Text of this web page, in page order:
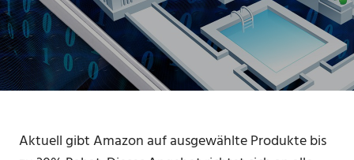
Aktuell gibt Amazon auf ausgewählte Produkte bis